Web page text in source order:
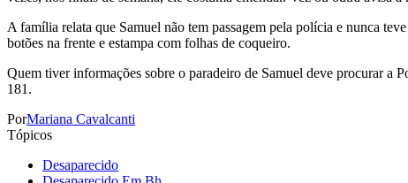
A família relata que Samuel não tem passagem pela polícia e nunca
botões na frente e estampa com folhas de coqueiro.
Quem tiver informações sobre o paradeiro de Samuel deve procurar
181.
PorMariana Cavalcanti
Tópicos
Desaparecido